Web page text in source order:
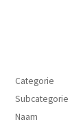
Categorie
Subcategorie
Naam